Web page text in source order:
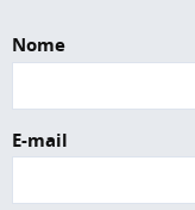
Nome
E-mail